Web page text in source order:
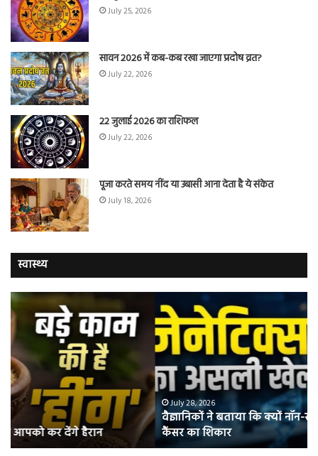
July 25, 2026
सावन 2026 में कब-कब रखा जाएगा प्रदोष व्रत?
July 22, 2026
22 जुलाई 2026 का राशिफल
July 22, 2026
पूजा करते समय नींद या उबासी आना देता है ये संकेत
July 18, 2026
स्वास्थ्य
वैज्ञानिकों
ने
कि
क्यों
नॉन-
स्मोकर्स
भी
हो
जाते
हैं
July 28, 2026
वैज्ञानिकों ने बताया कि क्यों नॉन-स्मोकर्स भी हो जाते हैं लंग
कैंसर का शिकार
में
की